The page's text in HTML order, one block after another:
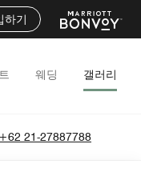
하기
웨딩 갤러리
+62 21-27887788